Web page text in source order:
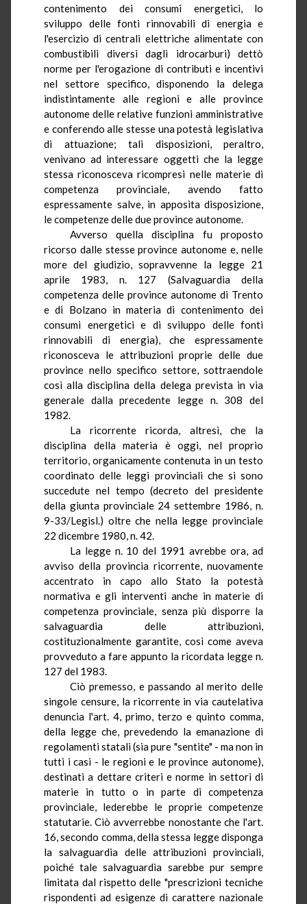
contenimento dei consumi energetici, lo
sviluppo delle fonti rinnovabili di energia e
l'esercizio di centrali elettriche alimentate con
combustibili diversi dagli idrocarburi) dettò
norme per l'erogazione di contributi e incentivi
nel settore specifico, disponendo la delega
indistintamente alle regioni e alle province
autonome delle relative funzioni amministrative
e conferendo alle stesse una potestà legislativa
di attuazione; tali disposizioni, peraltro,
venivano ad interessare oggetti che la legge
stessa riconosceva ricompresi nelle materie di
competenza provinciale, avendo fatto
espressamente salve, in apposita disposizione,
le competenze delle due province autonome.
Avverso quella disciplina fu proposto
ricorso dalle stesse province autonome e, nelle
more del giudizio, sopravvenne la legge 21
aprile 1983, n. 127 (Salvaguardia della
competenza delle province autonome di Trento
e di Bolzano in materia di contenimento dei
consumi energetici e di sviluppo delle fonti
rinnovabili di energia), che espressamente
riconosceva le attribuzioni proprie delle due
province nello specifico settore, sottraendole
così alla disciplina della delega prevista in via
generale dalla precedente legge n. 308 del
1982.
La ricorrente ricorda, altresì, che la
disciplina della materia è oggi, nel proprio
territorio, organicamente contenuta in un testo
coordinato delle leggi provinciali che si sono
succedute nel tempo (decreto del presidente
della giunta provinciale 24 settembre 1986, n.
9-33/Legisl.) oltre che nella legge provinciale
22 dicembre 1980, n. 42.
La legge n. 10 del 1991 avrebbe ora, ad
avviso della provincia ricorrente, nuovamente
accentrato in capo allo Stato la potestà
normativa e gli interventi anche in materie di
competenza provinciale, senza più disporre la
salvaguardia delle attribuzioni,
costituzionalmente garantite, così come aveva
provveduto a fare appunto la ricordata legge n.
127 del 1983.
Ciò premesso, e passando al merito delle
singole censure, la ricorrente in via cautelativa
denuncia l'art. 4, primo, terzo e quinto comma,
della legge che, prevedendo la emanazione di
regolamenti statali (sia pure "sentite" - ma non in
tutti i casi - le regioni e le province autonome),
destinati a dettare criteri e norme in settori di
materie in tutto o in parte di competenza
provinciale, lederebbe le proprie competenze
statutarie. Ciò avverrebbe nonostante che l'art.
16, secondo comma, della stessa legge disponga
la salvaguardia delle attribuzioni provinciali,
poiché tale salvaguardia sarebbe pur sempre
limitata dal rispetto delle "prescrizioni tecniche
rispondenti ad esigenze di carattere nazionale